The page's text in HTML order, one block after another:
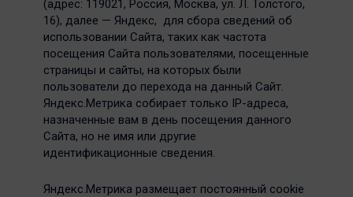
(адрес: 119021, Россия, Москва, ул. Л. Толстого,
16), далее — Яндекс, для сбора сведений об
использовании Сайта, таких как частота
посещения Сайта пользователями, посещенные
страницы и сайты, на которых были
пользователи до перехода на данный Сайт.
Яндекс.Метрика собирает только IP-адреса,
назначенные вам в день посещения данного
Сайта, но не имя или другие
идентификационные сведения.
Яндекс.Метрика размещает постоянный cookie